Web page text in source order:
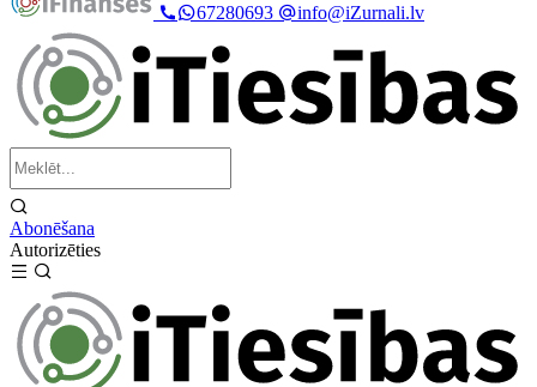
67280693
info@iZurnali.lv
Abonēšana
Autorizēties